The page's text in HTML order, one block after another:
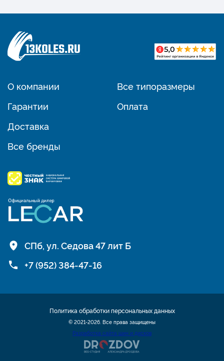
О компании
Гарантии
Доставка
Все бренды
Все типоразмеры
Оплата
СПб, ул. Седова 47 лит Б
+7 (952) 384-47-16
© 2021-2026. Все права защищены
Разработка сайта шин и дисков
Политика обработки персональных данных